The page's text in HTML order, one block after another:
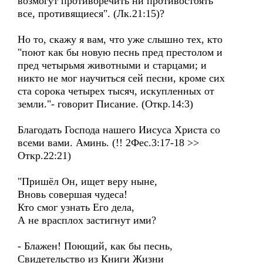
все, противящиеся". (Лк.21:15)?
Но то, скажу я вам, что уже слышно тех, кто
"поют как бы новую песнь пред престолом и
пред четырьмя животными и старцами; и
никто не мог научиться сей песни, кроме сих
ста сорока четырех тысяч, искупленных от
земли."- говорит Писание. (Откр.14:3)
Благодать Господа нашего Иисуса Христа со
всеми вами. Аминь. (!! 2Фес.3:17-18 >>
Откр.22:21)
"Пришёл Он, ищет веру ныне,
Вновь совершая чудеса!
Кто смог узнать Его дела,
А не врасплох застигнут ими?
- Блажен! Поющий, как бы песнь,
Свидетельство из Книги Жизни